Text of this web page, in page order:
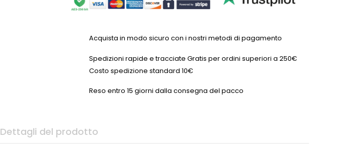
Acquista in modo sicuro con i nostri metodi di pagamento
Spedizioni rapide e tracciate Gratis per ordini superiori a 250€
Costo spedizione standard 10€
Reso entro 15 giorni dalla consegna del pacco
Dettagli del prodotto